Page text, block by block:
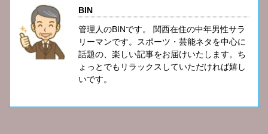
BIN
管理人のBINです。 関西在住の中年男性サラ
リーマンです。スポーツ・芸能ネタを中心に
話題の、楽しい記事をお届けいたします。ち
ょっとでもリラックスしていただければ嬉し
いです。